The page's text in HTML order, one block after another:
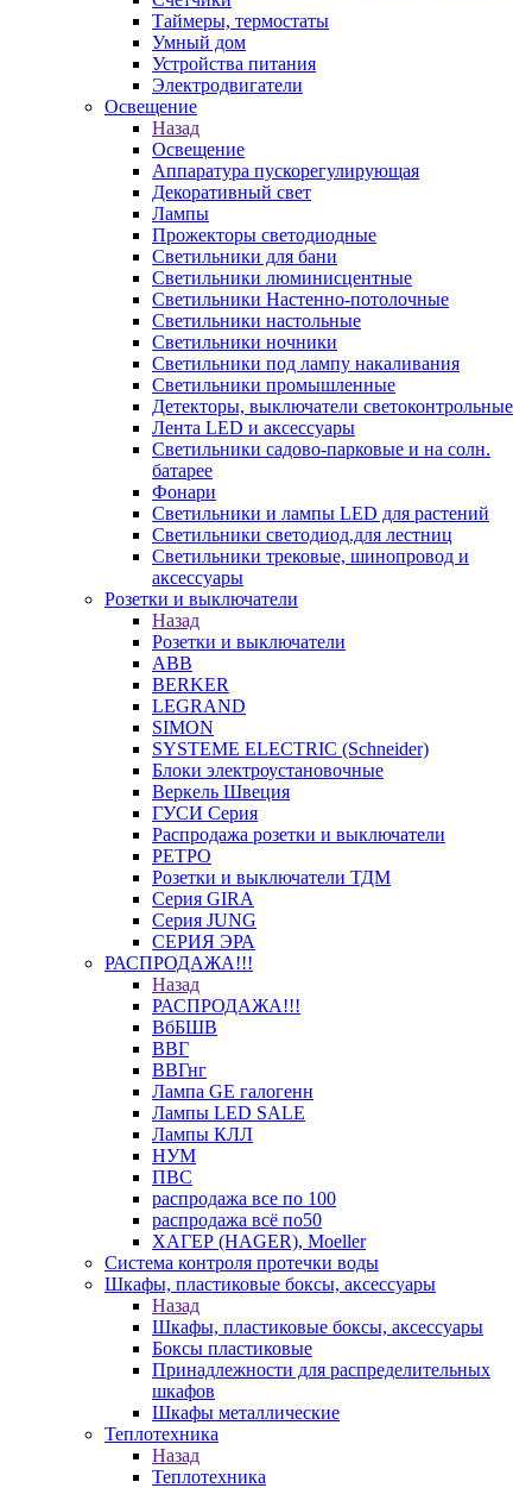
Таймеры, термостаты
Умный дом
Устройства питания
Электродвигатели
Освещение
Назад
Освещение
Аппаратура пускорегулирующая
Декоративный свет
Лампы
Прожекторы светодиодные
Светильники для бани
Светильники люминисцентные
Светильники Настенно-потолочные
Светильники настольные
Светильники ночники
Светильники под лампу накаливания
Светильники промышленные
Детекторы, выключатели светоконтрольные
Лента LED и аксессуары
Светильники садово-парковые и на солн.
батарее
Фонари
Светильники и лампы LED для растений
Светильники светодиод.для лестниц
Светильники трековые, шинопровод и
аксессуары
Розетки и выключатели
Назад
Розетки и выключатели
ABB
BERKER
LEGRAND
SIMON
SYSTEME ELECTRIC (Schneider)
Блоки электроустановочные
Веркель Швеция
ГУСИ Серия
Распродажа розетки и выключатели
РЕТРО
Розетки и выключатели ТДМ
Серия GIRA
Серия JUNG
СЕРИЯ ЭРА
РАСПРОДАЖА!!!
Назад
РАСПРОДАЖА!!!
ВбБШВ
ВВГ
ВВГнг
Лампа GE галогенн
Лампы LED SALE
Лампы КЛЛ
НУМ
ПВС
распродажа все по 100
распродажа всё по50
ХАГЕР (HAGER), Moeller
Система контроля протечки воды
Шкафы, пластиковые боксы, аксессуары
Назад
Шкафы, пластиковые боксы, аксессуары
Боксы пластиковые
Принадлежности для распределительных
шкафов
Шкафы металлические
Теплотехника
Назад
Теплотехника